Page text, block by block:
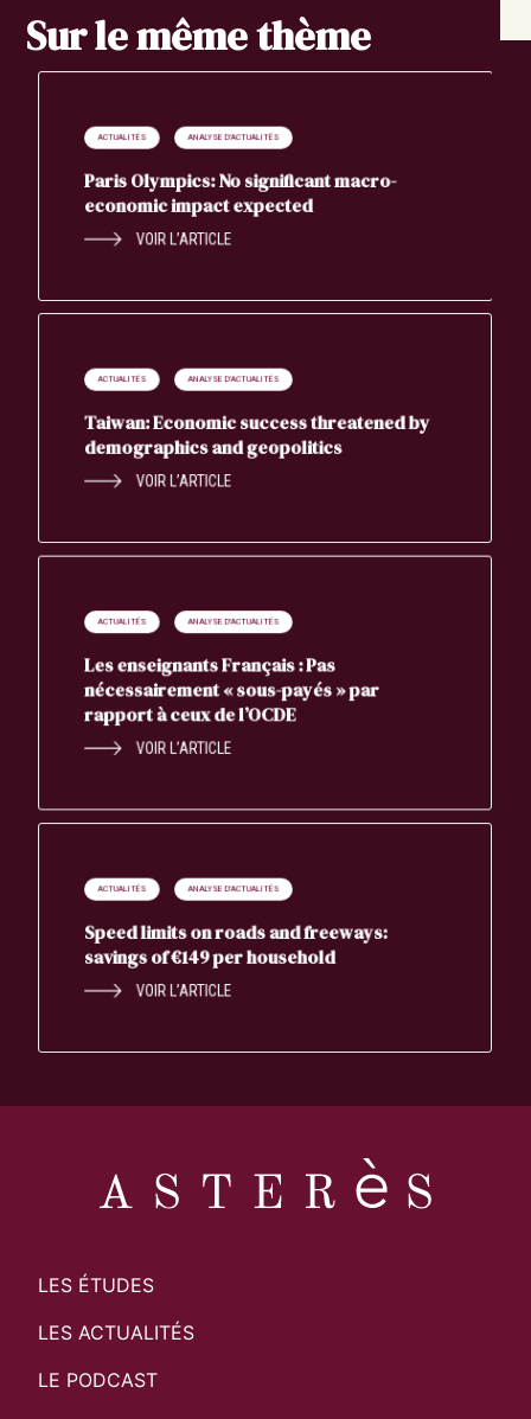
Sur le même thème
ACTUALITÉS ANALYSE D'ACTUALITÉS
Paris Olympics: No significant macro-
economic impact expected
VOIR L’ARTICLE
ACTUALITÉS ANALYSE D'ACTUALITÉS
Taiwan: Economic success threatened by
demographics and geopolitics
VOIR L’ARTICLE
ACTUALITÉS ANALYSE D'ACTUALITÉS
Les enseignants Français : Pas
nécessairement « sous-payés » par
rapport à ceux de l’OCDE
VOIR L’ARTICLE
ACTUALITÉS ANALYSE D'ACTUALITÉS
Speed limits on roads and freeways:
savings of €149 per household
VOIR L’ARTICLE
LES ÉTUDES
LES ACTUALITÉS
LE PODCAST